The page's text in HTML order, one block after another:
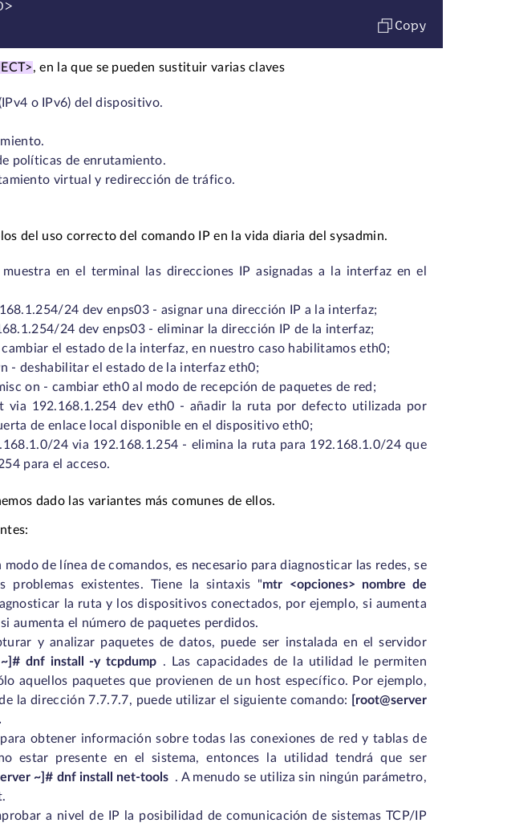
Copy
, en la que se pueden sustituir varias claves
o IPv6) del dispositivo.
políticas de enrutamiento.
virtual y redirección de tráfico.
del uso correcto del comando IP en la vida diaria del sysadmin.
en el terminal las direcciones IP asignadas a la interfaz en el
24 dev enps03 - asignar una dirección IP a la interfaz;
24 dev enps03 - eliminar la dirección IP de la interfaz;
el estado de la interfaz, en nuestro caso habilitamos eth0;
- deshabilitar el estado de la interfaz eth0;
on - cambiar eth0 al modo de recepción de paquetes de red;
via 192.168.1.254 dev eth0 - añadir la ruta por defecto utilizada por
de enlace local disponible en el dispositivo eth0;
24 via 192.168.1.254 - elimina la ruta para 192.168.1.0/24 que
para el acceso.
dado las variantes más comunes de ellos.
de línea de comandos, es necesario para diagnosticar las redes, se
problemas existentes. Tiene la sintaxis "mtr <opciones> nombre de
la ruta y los dispositivos conectados, por ejemplo, si aumenta
aumenta el número de paquetes perdidos.
y analizar paquetes de datos, puede ser instalada en el servidor
~]# dnf install -y tcpdump . Las capacidades de la utilidad le permiten
aquellos paquetes que provienen de un host específico. Por ejemplo,
la dirección 7.7.7.7, puede utilizar el siguiente comando:
[root@server
obtener información sobre todas las conexiones de red y tablas de
estar presente en el sistema, entonces la utilidad tendrá que ser
~]# dnf install net-tools . A menudo se utiliza sin ningún parámetro,
a nivel de IP la posibilidad de comunicación de sistemas TCP/IP